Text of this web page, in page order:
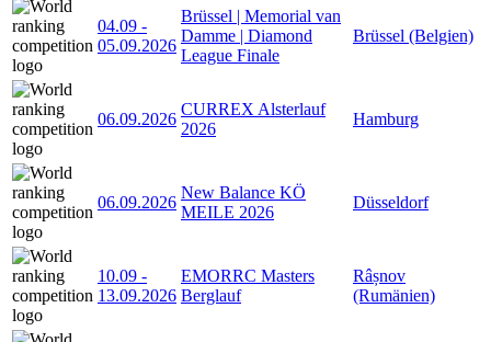
04.09 -
05.09.2026
Brüssel | Memorial van
Damme | Diamond
League Finale
Brüssel (Belgien)
06.09.2026
CURREX Alsterlauf
2026
Hamburg
06.09.2026
New Balance KÖ
MEILE 2026
Düsseldorf
10.09 -
13.09.2026
EMORRC Masters
Berglauf
Râșnov
(Rumänien)